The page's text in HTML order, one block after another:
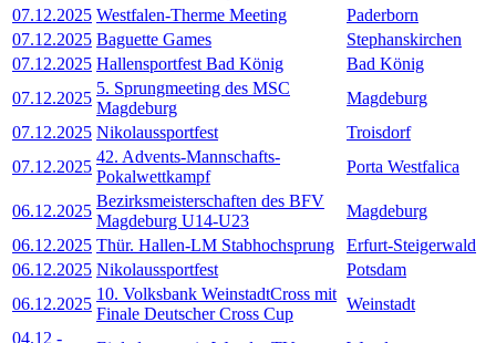
07.12.2025 Westfalen-Therme Meeting
Paderborn
07.12.2025 Baguette Games
Stephanskirchen
07.12.2025 Hallensportfest Bad König
Bad König
07.12.2025
5. Sprungmeeting des MSC
Magdeburg
Magdeburg
07.12.2025 Nikolaussportfest
Troisdorf
07.12.2025
42. Advents-Mannschafts-
Pokalwettkampf
Porta Westfalica
06.12.2025
Bezirksmeisterschaften des BFV
Magdeburg U14-U23
Magdeburg
06.12.2025 Thür. Hallen-LM Stabhochsprung
Erfurt-Steigerwald
06.12.2025 Nikolaussportfest
Potsdam
06.12.2025
10. Volksbank WeinstadtCross mit
Finale Deutscher Cross Cup
Weinstadt
04.12 -